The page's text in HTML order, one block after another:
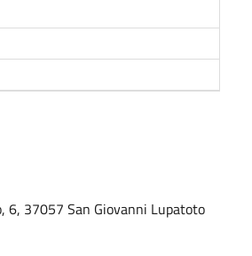
6, 37057 San Giovanni Lupatoto